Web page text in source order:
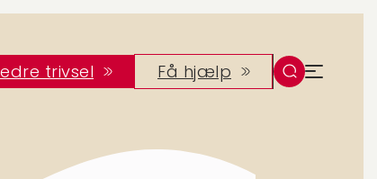
trivsel Få hjælp